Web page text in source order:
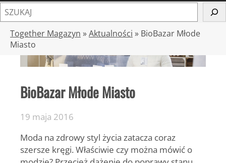
z
Together Magazyn »Aktualności » BioBazar Młode
Miasto
BioBazar Młode Miasto
19 maja 2016
Moda na zdrowy styl życia zatacza coraz
szersze kręgi. Właściwie czy można mówić o